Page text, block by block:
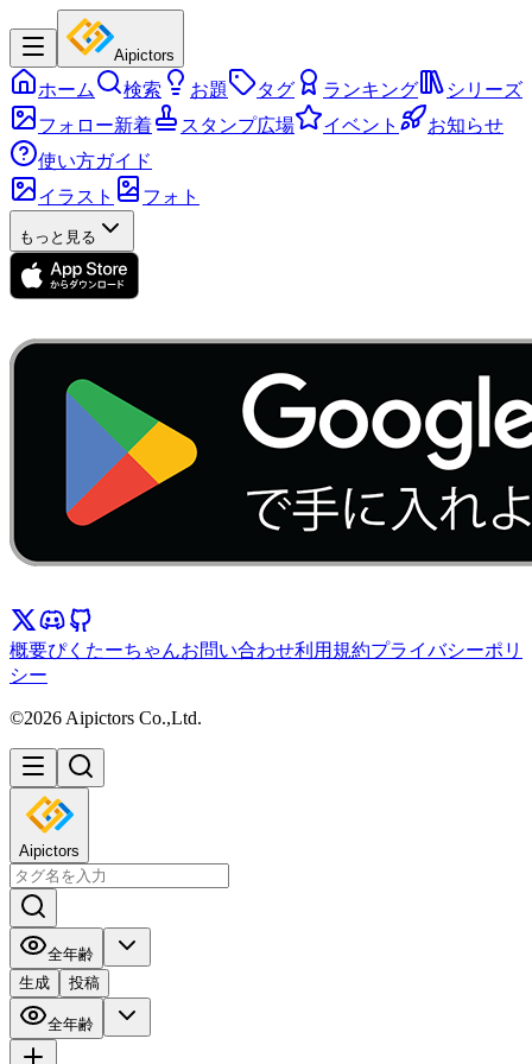
Aipictors
ホーム 検索 お題 タグ ランキング
シリーズ
フォロー新着
スタンプ広場 イベント
お知らせ
使い方ガイド
イラスト
フォト
もっと見る
概要ぴくたーちゃんお問い合わせ利用規約プライバシーポリ
シー
©2026 Aipictors Co.,Ltd.
Aipictors
全年齢
生成
投稿
全年齢